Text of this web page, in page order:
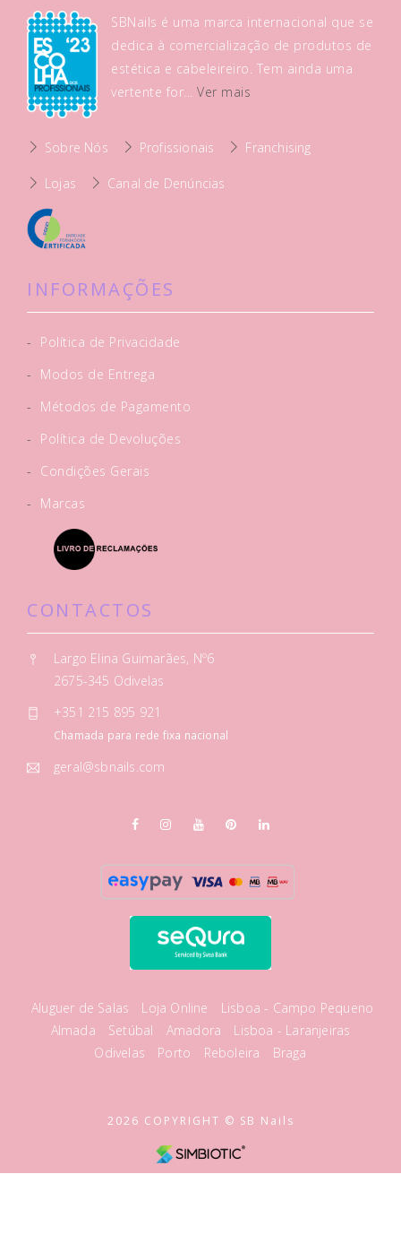
SBNails é uma marca internacional que se
dedica à comercialização de produtos de
estética e cabeleireiro. Tem ainda uma
vertente for...Ver mais
Sobre Nós Profissionais Franchising
Lojas Canal de Denúncias
INFORMAÇÕES
-
Política de Privacidade
-
Modos de Entrega
-
Métodos de Pagamento
-
Política de Devoluções
-
Condições Gerais
-
Marcas
CONTACTOS
Largo Elina Guimarães, Nº6
2675-345 Odivelas
+351 215 895 921
Chamada para rede fixa nacional
geral@sbnails.com
Aluguer de Salas Loja Online
Lisboa - Campo Pequeno
Almada
Setúbal Amadora
Lisboa - Laranjeiras
Odivelas
Porto Reboleira Braga
2026 COPYRIGHT © SB Nails